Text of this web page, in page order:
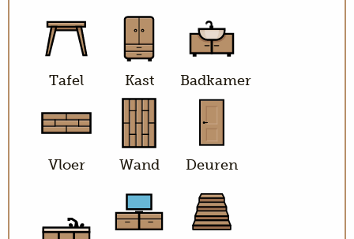
Tafel Kast Badkamer
Vloer Wand Deuren